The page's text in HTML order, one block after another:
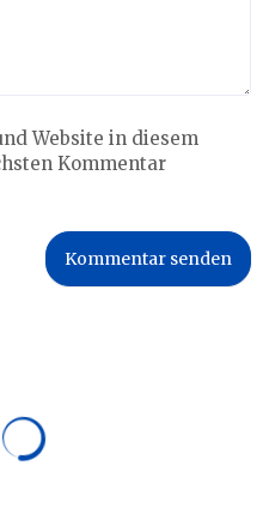
Website in diesem
Kommentar